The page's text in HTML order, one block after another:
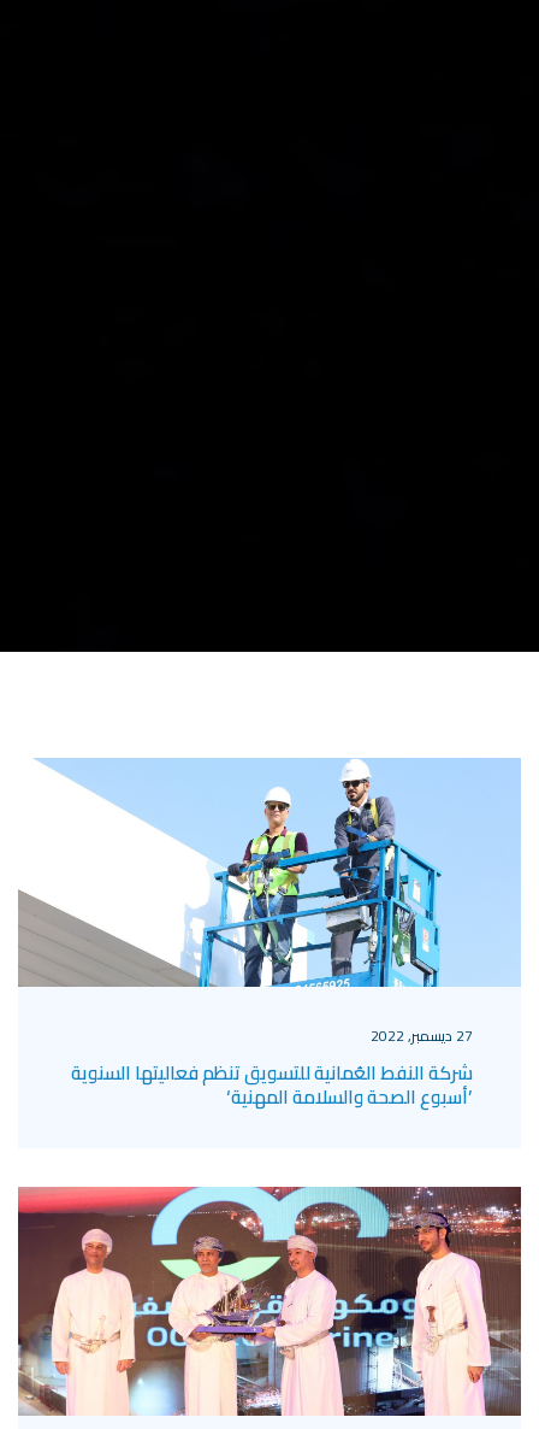
27 ديسمبر, 2022
شركة النفط العُمانية للتسويق تنظم فعاليتها السنوية
’أسبوع الصحة والسلامة المهنية‘